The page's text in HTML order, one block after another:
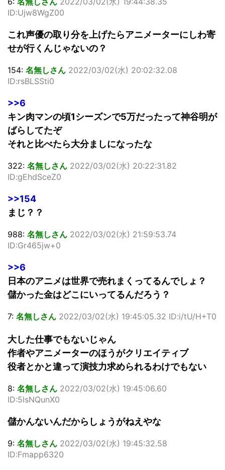
ID:Ujw8WgZ00
これ声優の取り分を上げたらアニメーターにしわ寄
せが行くんじゃないの？
154: 名無しさん 2022/03/02(水) 20:02:32.08
ID:rsBLSSti0
>>6
キン肉マンの頃1シーズンで5万だったって神谷明が
ばらしてたぞ
それと比べたら大分ましになったな
322: 名無しさん 2022/03/02(水) 20:22:31.82
ID:gEhdSceZ0
>>154
まじ？？
988: 名無しさん 2022/03/02(水) 21:59:53.74
ID:Gr465jw+0
>>6
日本のアニメは世界で売れまくってるんでしょ？
儲かった金はどこにいってるんだろう？
7: 名無しさん 2022/03/02(水) 19:45:05.32 ID:i/tU/H+T0
大した仕事でもないじゃん
作者やアニメーターのほうがクリエイティブ
役者とかと違って演技力求められるわけでもない
8: 名無しさん 2022/03/02(水) 19:45:06.60
ID:5lsNQunX0
儲かんないんだからしょうがねえやな
9: 名無しさん 2022/03/02(水) 19:45:32.58
ID:Fmapp6320